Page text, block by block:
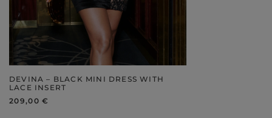
DEVINA – BLACK MINI DRESS WITH
LACE INSERT
209,00 €